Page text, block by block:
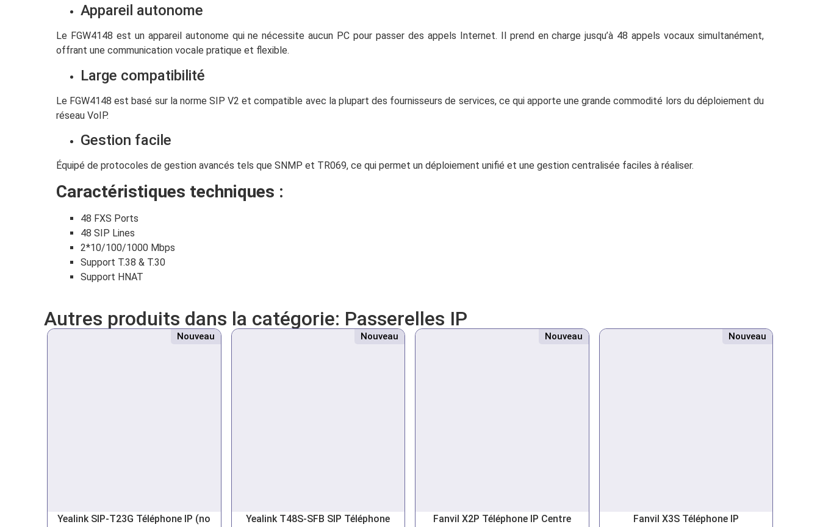
Appareil autonome
Le FGW4148 est un appareil autonome qui ne nécessite aucun PC pour passer des appels Internet. Il prend en charge jusqu’à 48 appels vocaux simultanément,
offrant une communication vocale pratique et flexible.
Large compatibilité
Le FGW4148 est basé sur la norme SIP V2 et compatible avec la plupart des fournisseurs de services, ce qui apporte une grande commodité lors du déploiement du
réseau VoIP.
Gestion facile
Équipé de protocoles de gestion avancés tels que SNMP et TR069, ce qui permet un déploiement unifié et une gestion centralisée faciles à réaliser.
Caractéristiques techniques :
48 FXS Ports
48 SIP Lines
2*10/100/1000 Mbps
Support T.38 & T.30
Support HNAT
Autres produits dans la catégorie: Passerelles IP
Nouveau
Yealink SIP-T23G Téléphone IP (no
Nouveau
Yealink T48S-SFB SIP Téléphone
Nouveau
Fanvil X2P Téléphone IP Centre
Nouveau
Fanvil X3S Téléphone IP